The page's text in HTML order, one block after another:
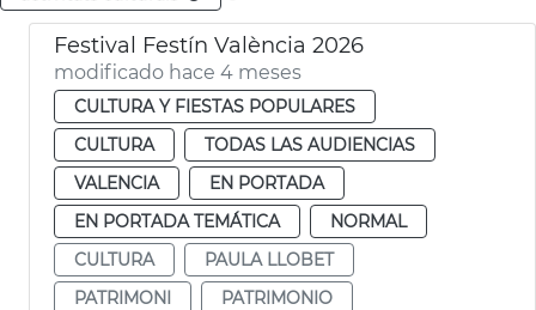
Festival Festín València 2026
modificado hace 4 meses
CULTURA Y FIESTAS POPULARES
CULTURA
TODAS LAS AUDIENCIAS
VALENCIA
EN PORTADA
EN PORTADA TEMÁTICA
NORMAL
CULTURA
PAULA LLOBET
PATRIMONI
PATRIMONIO